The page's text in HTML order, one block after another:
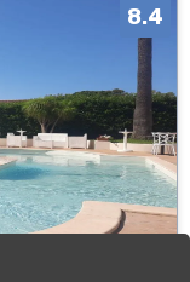
8.4